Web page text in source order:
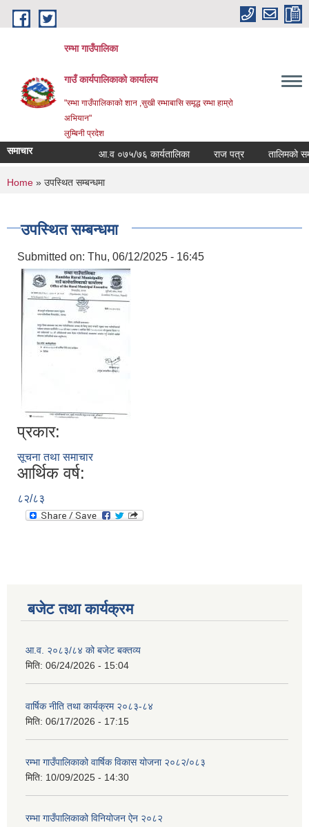
Skip to main content
रम्भा गाउँपालिका
गाउँ कार्यपालिकाको कार्यालय
"रम्भा गाउँपालिकाको शान ,सुखी रम्भाबासि समृद्ध रम्भा हाम्रो
अभियान"
लुम्बिनी प्रदेश
समाचार आ.व ०७५/७६ कार्यतालिका राज पत्र तालिमको समय
You are here
Home » उपस्थित सम्बन्धमा
उपस्थित सम्बन्धमा
Submitted on: Thu, 06/12/2025 - 16:45
प्रकार:
सूचना तथा समाचार
आर्थिक वर्ष:
८२/८३
बजेट तथा कार्यक्रम
आ.व. २०८३/८४ को बजेट बक्तव्य
मिति: 06/24/2026 - 15:04
वार्षिक नीति तथा कार्यक्रम २०८३-८४
मिति: 06/17/2026 - 17:15
रम्भा गाउँपालिकाको वार्षिक विकास योजना २०८२/०८३
मिति: 10/09/2025 - 14:30
रम्भा गाउँपालिकाको विनियोजन ऐन २०८२